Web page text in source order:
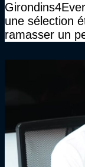
une sélection
ramasser un